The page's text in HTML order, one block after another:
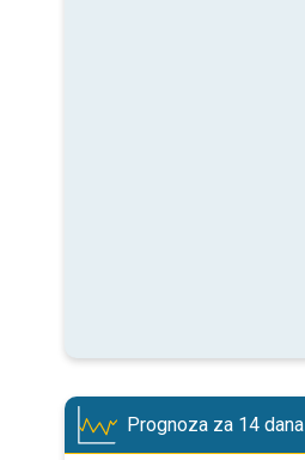
Prognoza za 14 dana